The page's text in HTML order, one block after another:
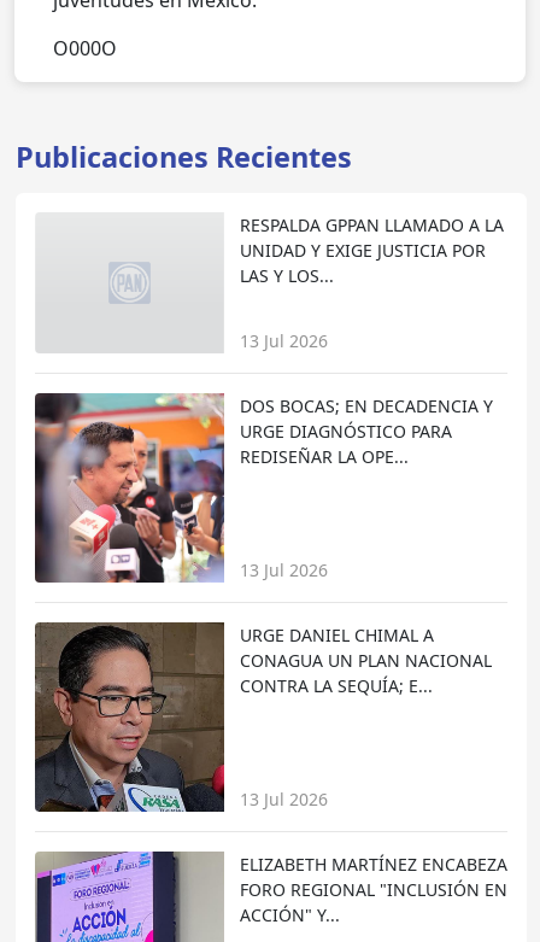
O000O
Publicaciones Recientes
RESPALDA GPPAN LLAMADO A LA
UNIDAD Y EXIGE JUSTICIA POR
LAS Y LOS...
13 Jul 2026
DOS BOCAS; EN DECADENCIA Y
URGE DIAGNÓSTICO PARA
REDISEÑAR LA OPE...
13 Jul 2026
URGE DANIEL CHIMAL A
CONAGUA UN PLAN NACIONAL
CONTRA LA SEQUÍA; E...
13 Jul 2026
ELIZABETH MARTÍNEZ ENCABEZA
FORO REGIONAL "INCLUSIÓN EN
ACCIÓN" Y...